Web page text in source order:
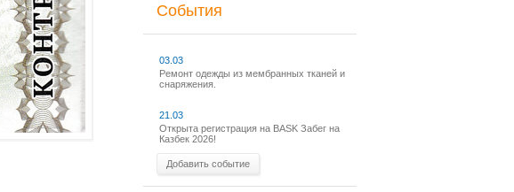
События
03.03
Ремонт одежды из мембранных тканей и
снаряжения.
21.03
Открыта регистрация на BASK Забег на
Казбек 2026!
Добавить событие